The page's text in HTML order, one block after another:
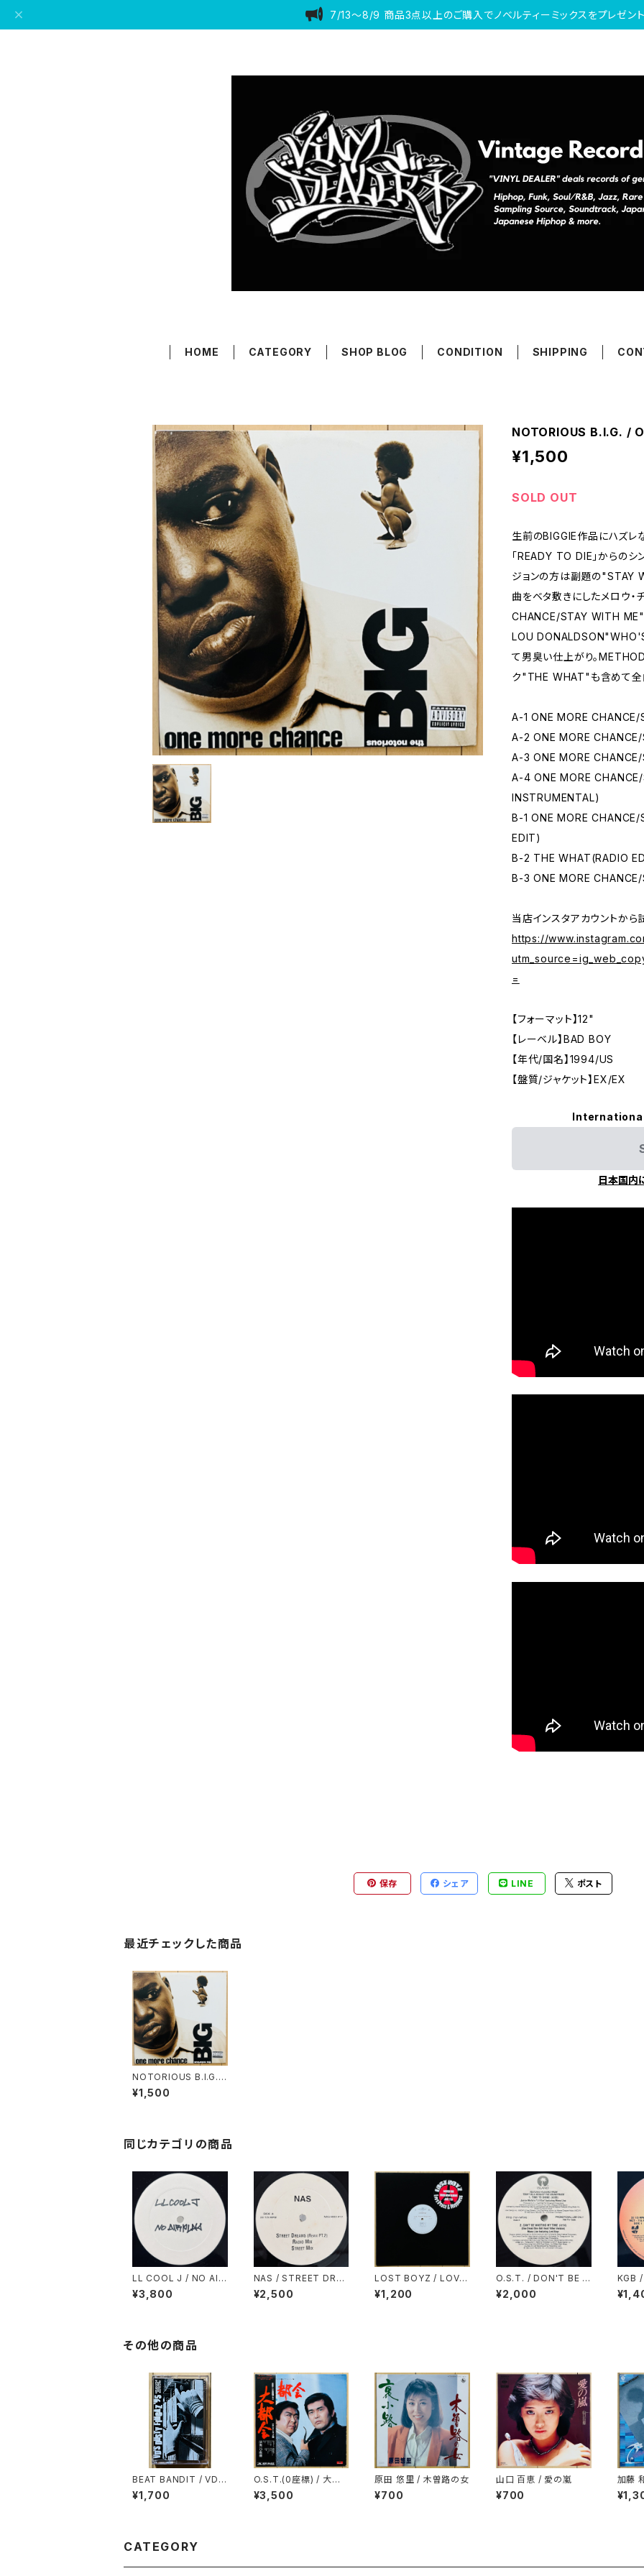
7/13〜8/9 商品3点以上のご購入でノベルティーミックスをプレゼント
HOME CATEGORY SHOP BLOG CONDITION SHIPPING
NOTORIOUS B.I.G. /
¥1,500
SOLD OUT
生前のBIGGIE作品にハズレ
「READY TO DIE」からのシ
ジョンの方は副題の"STAY
曲をベタ敷きにしたメロウ・
CHANCE/STAY WITH
LOU
て男臭い仕上がり。
ク"THE WHAT"も含めて全
A-1 ONE MORE
A-2 ONE MORE
A-3 ONE MORE
A-4 ONE MORE
INSTRUMENTAL)
B-1 ONE MORE
EDIT)
B-2 THE WHAT(RADIO
B-3 ONE MORE
当店インスタアカウントか
https://
=
【フォーマット】12"
【レーベル】BAD BOY
【年代/国名】1994/US
【盤質/ジャケット】EX/EX
日本国内
保存 シェア LINE ポスト
最近チェックした商品
NOTORIOUS B.I.G. /
ONE MORE CHANCE
¥1,500
同じカテゴリの商品
LL COOL J / NO AIR
PLAY
¥3,800
NAS / STREET DREA
MS(REMIX PT.2)
¥2,500
LOST BOYZ / LOVE,
PEACE & NAPPINES
S
¥1,200
O.S.T. / DON'T BE A
MENACE SAMPLER
¥2,000
KGB
E
その他の商品
BEAT BANDIT / VD'S
DUSTY FINGAZ '95
¥1,700
O.S.T.(0座標) / 大都
会
¥3,500
原田 悠里 / 木曽路の女
¥700
山口 百恵 / 愛の嵐
¥700
加藤
ッグ
CATEGORY